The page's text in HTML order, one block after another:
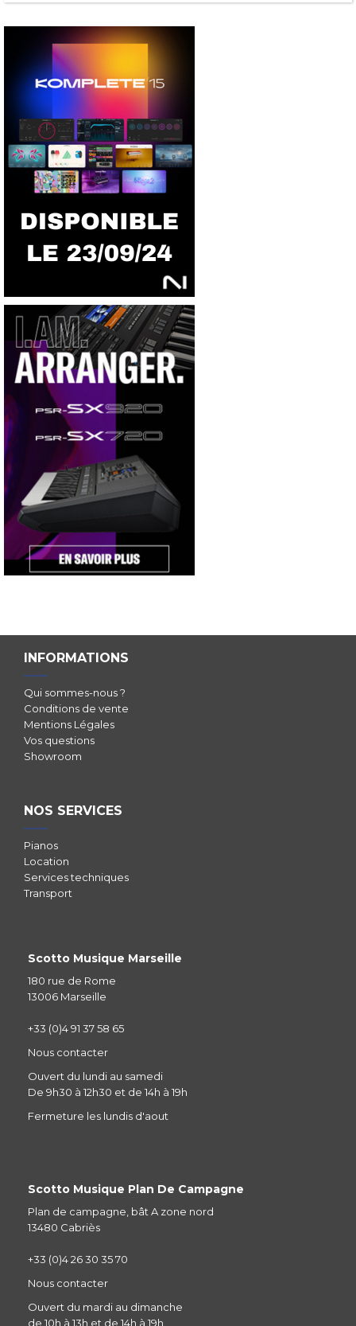
INFORMATIONS
Qui sommes-nous ?
Conditions de vente
Mentions Légales
Vos questions
Showroom
NOS SERVICES
Pianos
Location
Services techniques
Transport
Scotto Musique Marseille
180 rue de Rome
13006 Marseille
+33 (0)4 91 37 58 65
Nous contacter
Ouvert du lundi au samedi
De 9h30 à 12h30 et de 14h à 19h
Fermeture les lundis d'aout
Scotto Musique Plan De Campagne
Plan de campagne, bât A zone nord
13480 Cabriès
+33 (0)4 26 30 35 70
Nous contacter
Ouvert du mardi au dimanche
de 10h à 13h et de 14h à 19h